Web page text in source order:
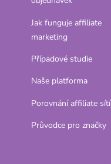
Jak funguje affiliate
marketing
Případové studie
Naše platforma
Porovnání affiliate sítí
Průvodce pro značky